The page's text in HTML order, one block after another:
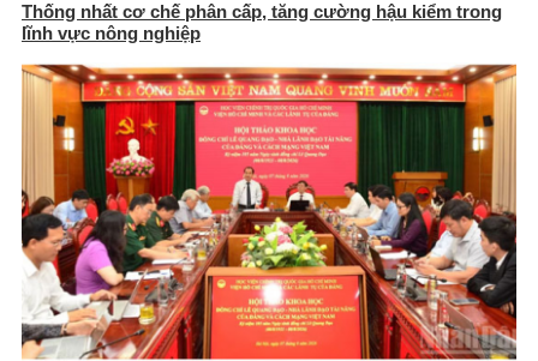
Thống nhất cơ chế phân cấp, tăng cường hậu kiểm trong
lĩnh vực nông nghiệp